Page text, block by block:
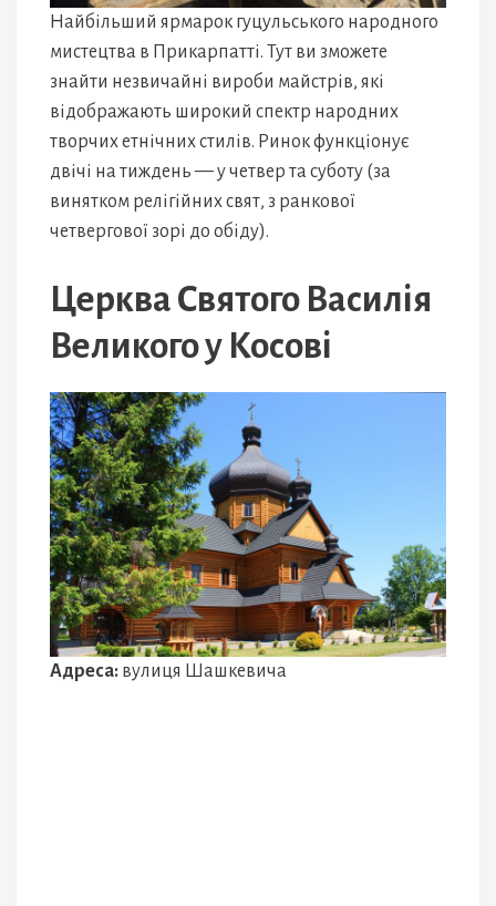
Найбільший ярмарок гуцульського народного
мистецтва в Прикарпатті. Тут ви зможете
знайти незвичайні вироби майстрів, які
відображають широкий спектр народних
творчих етнічних стилів. Ринок функціонує
двічі на тиждень — у четвер та суботу (за
винятком релігійних свят, з ранкової
четвергової зорі до обіду).
Церква Святого Василія
Великого у Косові
Адреса: вулиця Шашкевича